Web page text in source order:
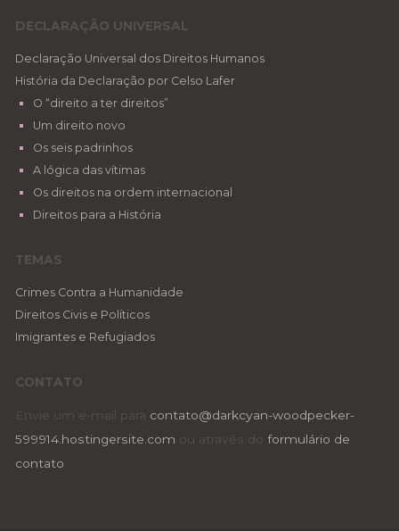
DECLARAÇÃO UNIVERSAL
Declaração Universal dos Direitos Humanos
História da Declaração por Celso Lafer
O “direito a ter direitos”
Um direito novo
Os seis padrinhos
A lógica das vítimas
Os direitos na ordem internacional
Direitos para a História
TEMAS
Crimes Contra a Humanidade
Direitos Civis e Políticos
Imigrantes e Refugiados
CONTATO
Envie um e-mail para contato@darkcyan-woodpecker-
599914.hostingersite.com ou através do formulário de
contato